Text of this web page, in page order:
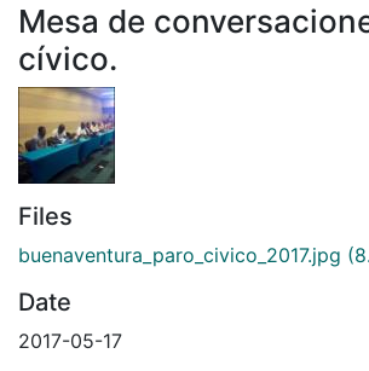
Mesa de
cívico.
Files
buenaventura_paro_civico_2017.jpg
Date
2017-05-17